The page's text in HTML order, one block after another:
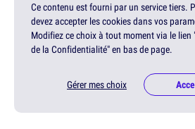
Ce contenu est fourni par un service tiers.
devez accepter les cookies dans vos
Modifiez ce choix à tout moment via le lien
de la Confidentialité" en bas de page.
Gérer mes choix